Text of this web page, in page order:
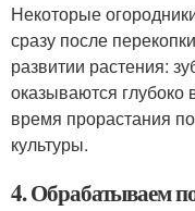
Некоторые
сразу после
развитии растения:
оказываются глубоко
время прорастания
культуры.
4. Обрабатываем